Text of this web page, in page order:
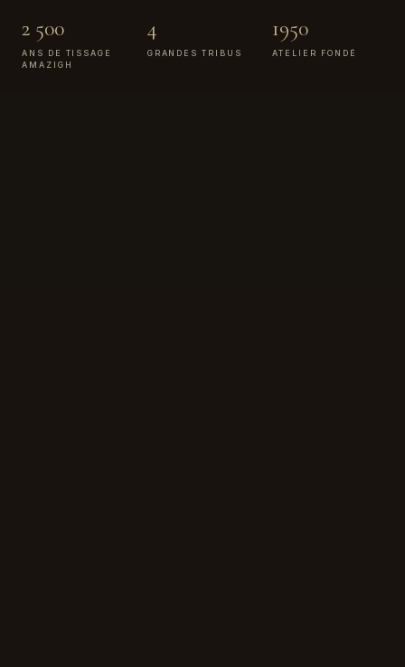
2 500
ANS DE TISSAGE
AMAZIGH
4
GRANDES TRIBUS
1950
ATELIER FONDÉ